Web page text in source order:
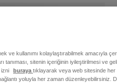
ve kullanımı kolaylaştırabilmek amacıyla
tanıması, sitenin içeriğinin iyileştirilmesi ve
izni
buraya tıklayarak veya web sitesinde her
yoluyla her zaman düzenleyebilirsiniz.